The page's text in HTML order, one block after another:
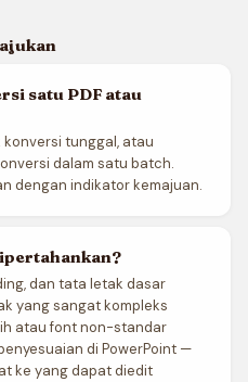
satu PDF atau
konversi tunggal, atau
dalam satu batch.
dengan indikator kemajuan.
dan tata letak dasar
yang sangat kompleks
atau font non-standar
di PowerPoint —
ke yang dapat diedit